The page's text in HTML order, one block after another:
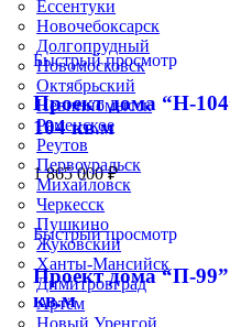
Ессентуки
Новочебоксарск
Долгопрудный
Новомосковск
Октябрьский
Невинномысск
Раменское
Реутов
Первоуральск
Михайловск
Черкесск
Пушкино
Жуковский
Ханты-Мансийск
Димитровград
Артём
Новый Уренгой
Быстрый просмотр
Проект дома “Н-
104 кв.м
1 865 000₽
Быстрый просмотр
Проект дома “П-
кв.м